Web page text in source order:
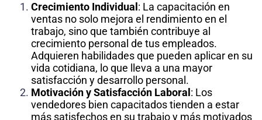
Crecimiento Individual : La capacitación en
ventas no solo mejora el rendimiento en el
trabajo, sino que también contribuye al
crecimiento personal de tus empleados.
Adquieren habilidades que pueden aplicar en su
vida cotidiana, lo que lleva a una mayor
satisfacción y desarrollo personal.
Motivación y Satisfacción Laboral : Los
vendedores bien capacitados tienden a estar
más satisfechos en su trabajo y más motivados